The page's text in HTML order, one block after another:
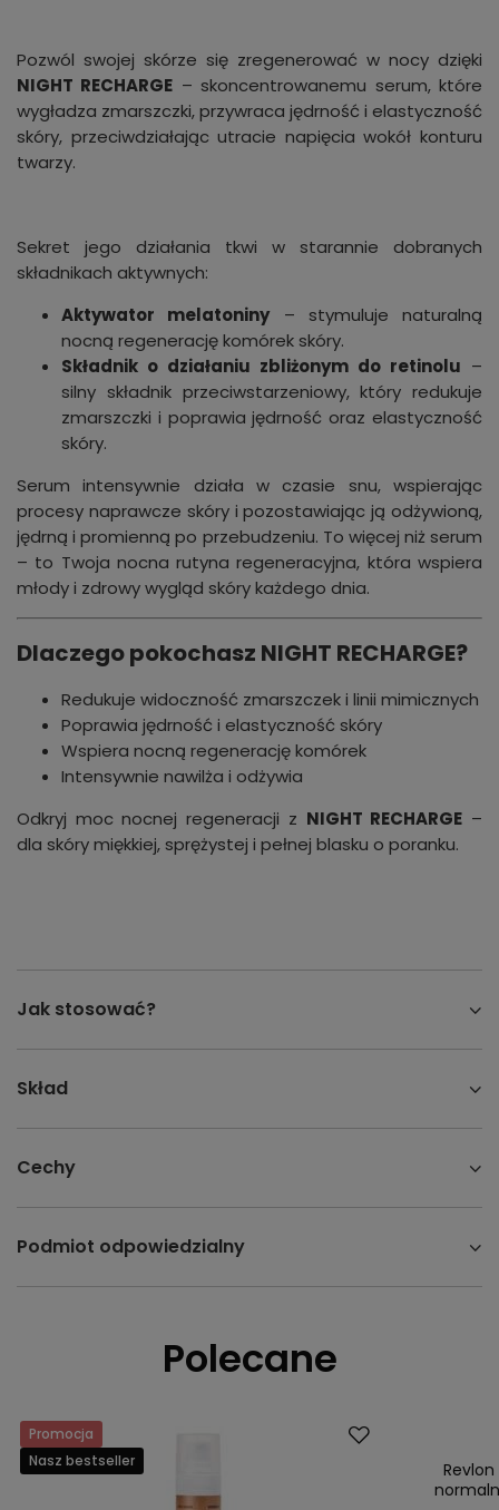
Pozwól swojej skórze się zregenerować w nocy dzięki
NIGHT RECHARGE – skoncentrowanemu serum, które
wygładza zmarszczki, przywraca jędrność i elastyczność
skóry, przeciwdziałając utracie napięcia wokół konturu
twarzy.
Sekret jego działania tkwi w starannie dobranych
składnikach aktywnych:
Aktywator melatoniny– stymuluje naturalną
nocną regenerację komórek skóry.
Składnik o działaniu zbliżonym do retinolu –
silny składnik przeciwstarzeniowy, który redukuje
zmarszczki i poprawia jędrność oraz elastyczność
skóry.
Serum intensywnie działa w czasie snu, wspierając
procesy naprawcze skóry i pozostawiając ją odżywioną,
jędrną i promienną po przebudzeniu. To więcej niż serum
– to Twoja nocna rutyna regeneracyjna, która wspiera
młody i zdrowy wygląd skóry każdego dnia.
Dlaczego pokochasz NIGHT RECHARGE?
Redukuje widoczność zmarszczek i linii mimicznych
Poprawia jędrność i elastyczność skóry
Wspiera nocną regenerację komórek
Intensywnie nawilża i odżywia
Odkryj moc nocnej regeneracji z NIGHT RECHARGE –
dla skóry miękkiej, sprężystej i pełnej blasku o poranku.
Jak stosować?
Skład
Cechy
Podmiot odpowiedzialny
Polecane
Promocja
Nasz bestseller
Nasz